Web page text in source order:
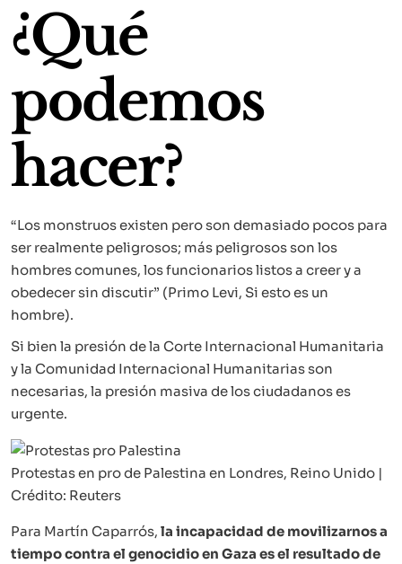
¿Qué
podemos
hacer?
“Los monstruos existen pero son demasiado pocos para
ser realmente peligrosos; más peligrosos son los
hombres comunes, los funcionarios listos a creer y a
obedecer sin discutir” (Primo Levi, Si esto es un
hombre).
Si bien la presión de la Corte Internacional Humanitaria
y la Comunidad Internacional Humanitarias son
necesarias, la presión masiva de los ciudadanos es
urgente.
Protestas en pro de Palestina en Londres, Reino Unido |
Crédito: Reuters
Para Martín Caparrós, la incapacidad de movilizarnos a
tiempo contra el genocidio en Gaza es el resultado de